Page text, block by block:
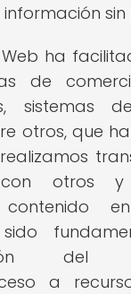
sin
ha
de
sistemas
otros, que
con otros
contenido
del
a